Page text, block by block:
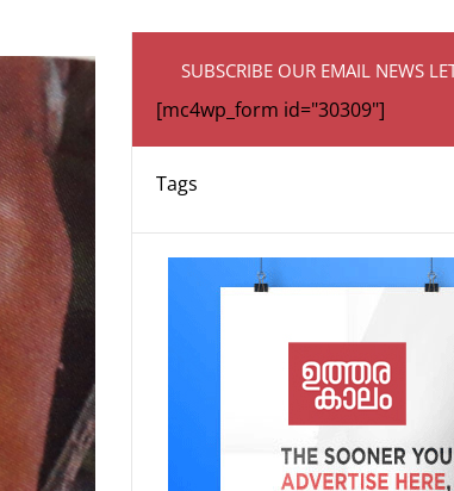
SUBSCRIBE OUR EMAIL NEWS
[mc4wp_form id="30309"]
Tags